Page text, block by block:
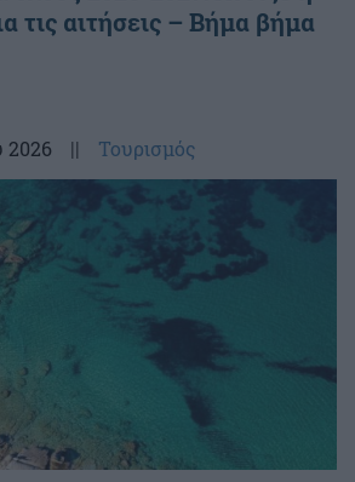
τις αιτήσεις – Βήμα βήμα
2026 || Τουρισμός